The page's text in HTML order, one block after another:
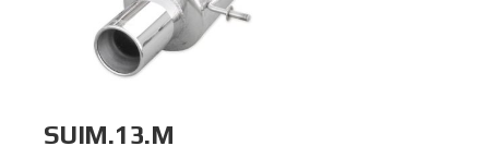
SUIM.13.M